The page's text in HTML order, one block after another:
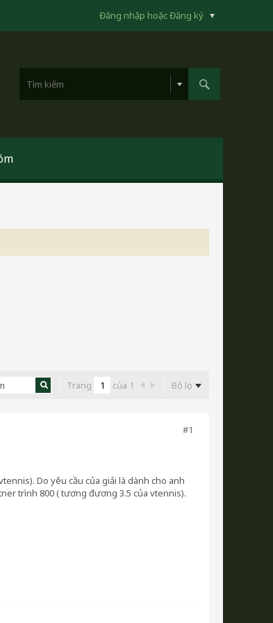
Đăng nhập hoặc Đăng ký
Trang của 1 Bộ lọc
#1
Do yêu cầu của giải là dành cho anh
trình 800 ( tương đương 3.5 của vtennis).